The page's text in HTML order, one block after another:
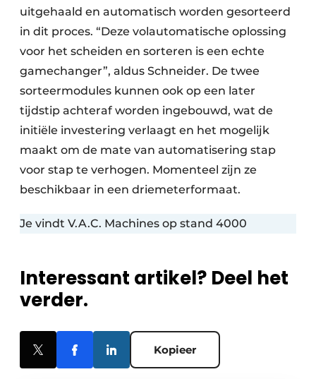
uitgehaald en automatisch worden gesorteerd
in dit proces. “Deze volautomatische oplossing
voor het scheiden en sorteren is een echte
gamechanger”, aldus Schneider. De twee
sorteermodules kunnen ook op een later
tijdstip achteraf worden ingebouwd, wat de
initiële investering verlaagt en het mogelijk
maakt om de mate van automatisering stap
voor stap te verhogen. Momenteel zijn ze
beschikbaar in een driemeterformaat.
Je vindt V.A.C. Machines op stand 4000
Interessant artikel? Deel het
verder.
Kopieer